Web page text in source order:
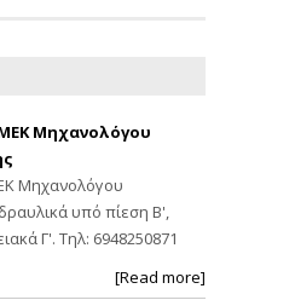
Μηχανολόγου
Μηχανολόγου
υπό πίεση Β',
Γ'. Τηλ: 6948250871
[Read more]